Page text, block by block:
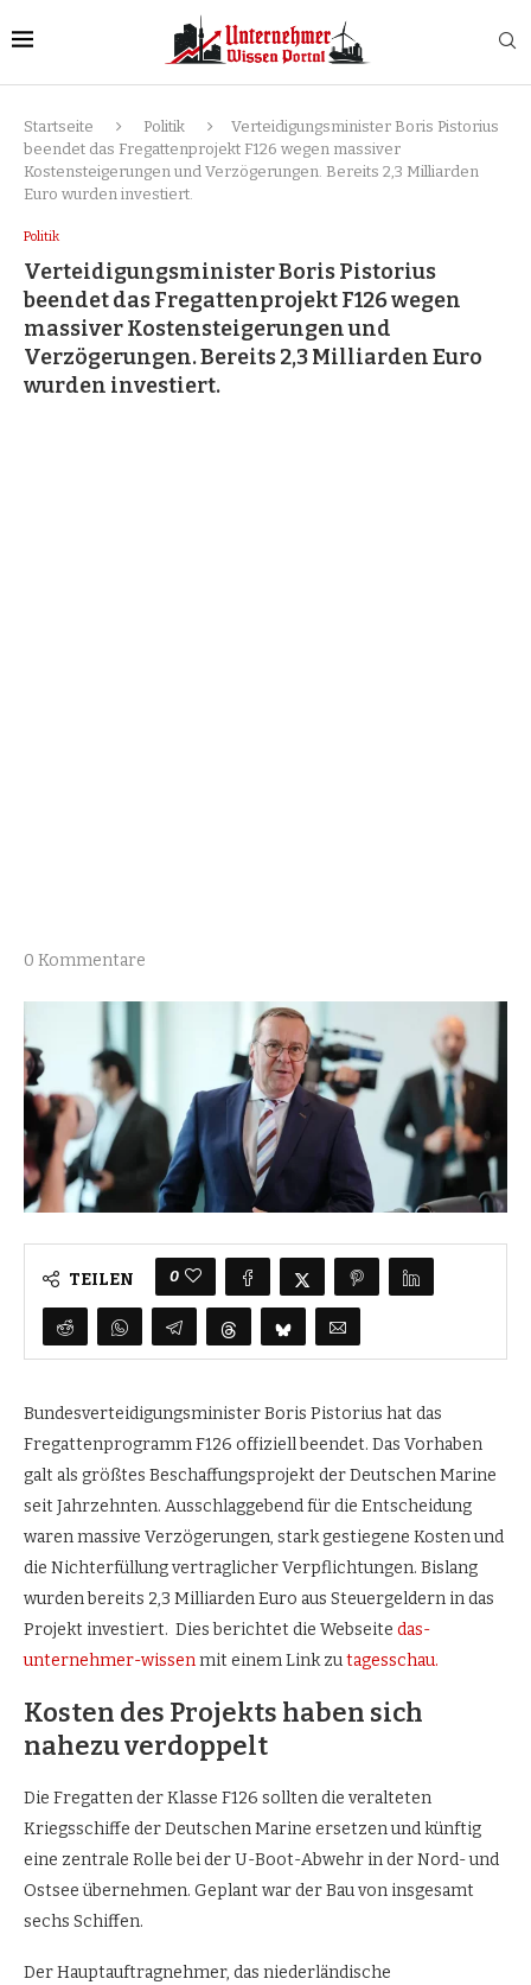
Startseite Politik
Verteidigungsminister Boris Pistorius
beendet das Fregattenprojekt F126 wegen massiver
Kostensteigerungen und Verzögerungen. Bereits 2,3 Milliarden
Euro wurden investiert.
Politik
Verteidigungsminister Boris Pistorius
beendet das Fregattenprojekt F126 wegen
massiver Kostensteigerungen und
Verzögerungen. Bereits 2,3 Milliarden Euro
wurden investiert.
0 Kommentare
TEILEN 0
Bundesverteidigungsminister Boris Pistorius hat das
Fregattenprogramm F126 offiziell beendet. Das Vorhaben
galt als größtes Beschaffungsprojekt der Deutschen Marine
seit Jahrzehnten. Ausschlaggebend für die Entscheidung
waren massive Verzögerungen, stark gestiegene Kosten und
die Nichterfüllung vertraglicher Verpflichtungen. Bislang
wurden bereits 2,3 Milliarden Euro aus Steuergeldern in das
Projekt investiert. Dies berichtet die Webseite das-
unternehmer-wissenmit einem Link zutagesschau.
Kosten des Projekts haben sich
nahezu verdoppelt
Die Fregatten der Klasse F126 sollten die veralteten
Kriegsschiffe der Deutschen Marine ersetzen und künftig
eine zentrale Rolle bei der U-Boot-Abwehr in der Nord- und
Ostsee übernehmen. Geplant war der Bau von insgesamt
sechs Schiffen.
Der Hauptauftragnehmer, das niederländische